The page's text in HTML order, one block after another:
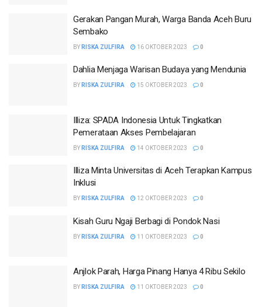
Gerakan Pangan Murah, Warga Banda Aceh Buru
Sembako
BY RISKA ZULFIRA 16 OKTOBER 2023 0
Dahlia Menjaga Warisan Budaya yang Mendunia
BY RISKA ZULFIRA 15 OKTOBER 2023 0
Illiza: SPADA Indonesia Untuk Tingkatkan
Pemerataan Akses Pembelajaran
BY RISKA ZULFIRA 14 OKTOBER 2023 0
Illiza Minta Universitas di Aceh Terapkan Kampus
Inklusi
BY RISKA ZULFIRA 12 OKTOBER 2023 0
Kisah Guru Ngaji Berbagi di Pondok Nasi
BY RISKA ZULFIRA 11 OKTOBER 2023 0
Anjlok Parah, Harga Pinang Hanya 4 Ribu Sekilo
BY RISKA ZULFIRA 11 OKTOBER 2023 0